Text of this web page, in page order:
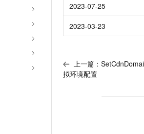
2023-07-25
2023-03-23
上一篇：
拟环境配置